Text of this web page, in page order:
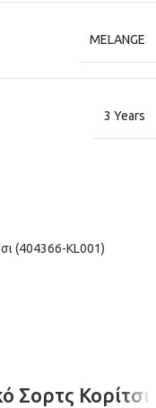
MELANGE
3 Years
Σορτς Κορίτσι